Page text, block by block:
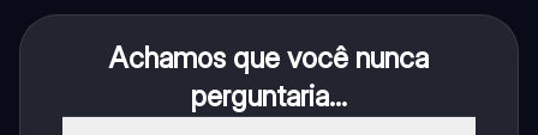
Achamos que você nunca
perguntaria...